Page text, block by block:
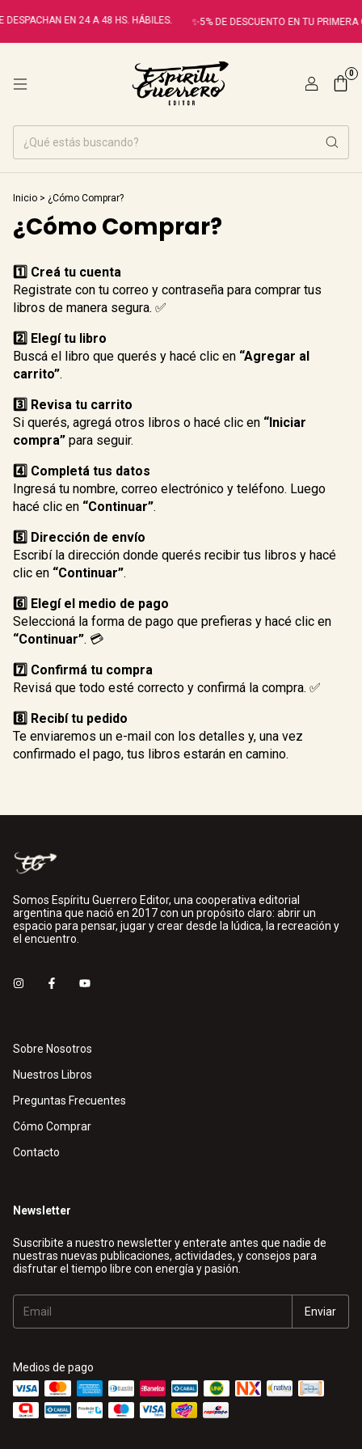
EN 24 A 48 HS. HÁBILES. ✨5% DE DESCUENTO EN TU PRIMERA
0
Inicio > ¿Cómo Comprar?
¿Cómo Comprar?
1️⃣ Creá tu cuenta
Registrate con tu correo y contraseña para comprar tus
libros de manera segura. ✅
2️⃣ Elegí tu libro
Buscá el libro que querés y hacé clic en “Agregar al
carrito”.
3️⃣ Revisa tu carrito
Si querés, agregá otros libros o hacé clic en “Iniciar
compra” para seguir.
4️⃣ Completá tus datos
Ingresá tu nombre, correo electrónico y teléfono. Luego
hacé clic en “Continuar”.
5️⃣ Dirección de envío
Escribí la dirección donde querés recibir tus libros y hacé
clic en “Continuar”.
6️⃣ Elegí el medio de pago
Seleccioná la forma de pago que prefieras y hacé clic en
“Continuar”. 💳
7️⃣ Confirmá tu compra
Revisá que todo esté correcto y confirmá la compra. ✅
8️⃣ Recibí tu pedido
Te enviaremos un e-mail con los detalles y, una vez
confirmado el pago, tus libros estarán en camino.
Somos Espíritu Guerrero Editor, una cooperativa editorial
argentina que nació en 2017 con un propósito claro: abrir un
espacio para pensar, jugar y crear desde la lúdica, la recreación y
el encuentro.
Sobre Nosotros
Nuestros Libros
Preguntas Frecuentes
Cómo Comprar
Contacto
Newsletter
Suscribite a nuestro newsletter y enterate antes que nadie de
nuestras nuevas publicaciones, actividades, y consejos para
disfrutar el tiempo libre con energía y pasión.
Medios de pago